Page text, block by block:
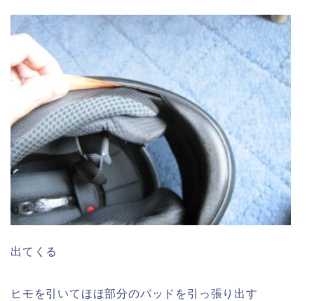
出てくる
ヒモを引いてほほ部分のパッドを引っ張り出す